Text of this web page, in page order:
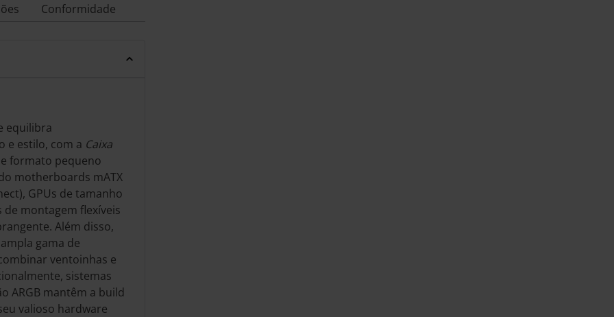
Conformidade
equilibra
e estilo, com a Caixa
formato pequeno
motherboards mATX
GPUs de tamanho
de montagem flexíveis
Além disso,
gama de
ventoinhas e
sistemas
ARGB mantêm a build
valioso hardware